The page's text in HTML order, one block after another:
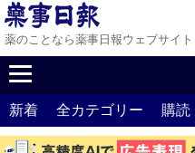
薬のことなら薬事日報ウェブサイト
新着 全カテゴリー 購読